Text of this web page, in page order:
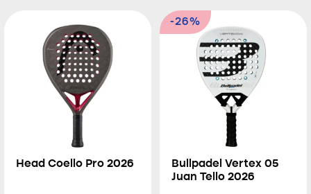
Head Coello Pro 2026
-26%
Bullpadel Vertex 05
Juan Tello 2026